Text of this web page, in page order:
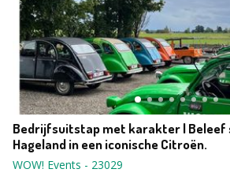
Bedrijfsuitstap met karakter | Beleef
Hageland in een iconische Citroën.
WOW! Events - 23029